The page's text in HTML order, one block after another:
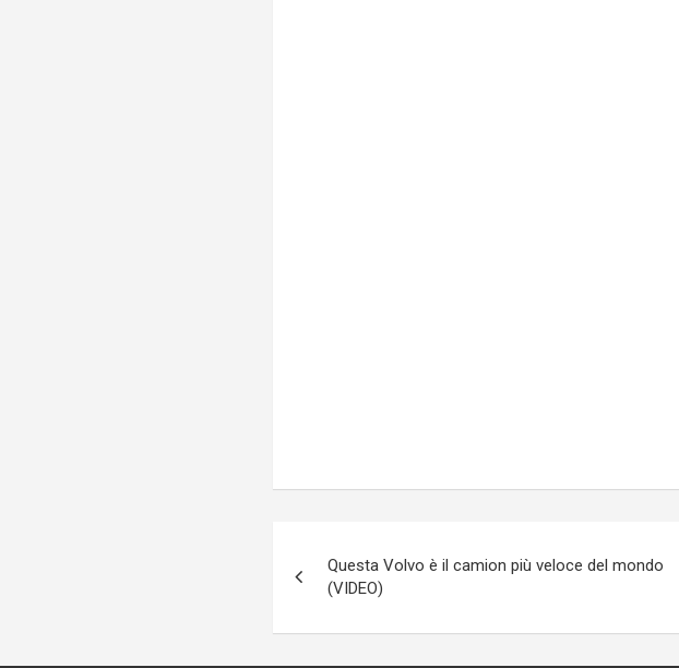
articoli
Questa Volvo è il camion più veloce del mondo
(VIDEO)